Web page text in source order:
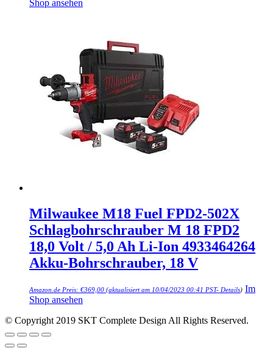
Shop ansehen
Milwaukee M18 Fuel FPD2-502X
Schlagbohrschrauber M 18 FPD2
18,0 Volt / 5,0 Ah Li-Ion 4933464264
Akku-Bohrschrauber, 18 V
Amazon.de Preis: €369,00 (aktualisiert am 10/04/2023 00:41 PST- Details) Im
Shop ansehen
© Copyright 2019 SKT Complete Design All Rights Reserved.